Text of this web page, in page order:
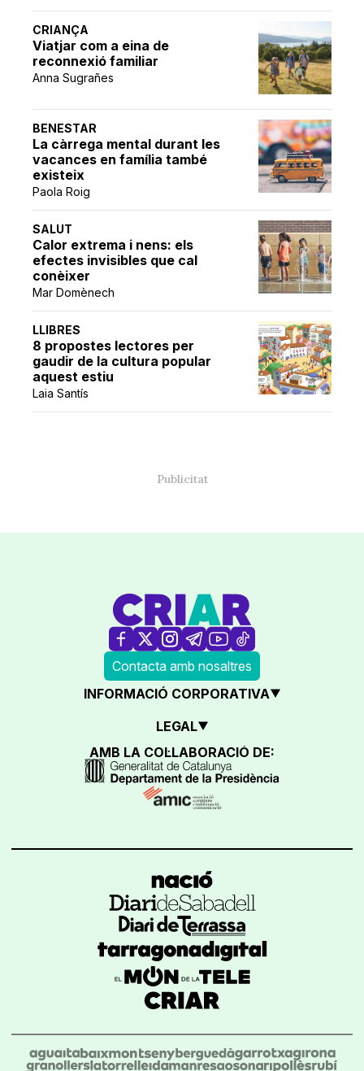
CRIANÇA
Viatjar com a eina de
reconnexió familiar
Anna Sugrañes
BENESTAR
La càrrega mental durant les
vacances en família també
existeix
Paola Roig
SALUT
Calor extrema i nens: els
efectes invisibles que cal
conèixer
Mar Domènech
LLIBRES
8 propostes lectores per
gaudir de la cultura popular
aquest estiu
Laia Santís
Contacta amb nosaltres
INFORMACIÓ CORPORATIVA
LEGAL
AMB LA COL·LABORACIÓ DE: